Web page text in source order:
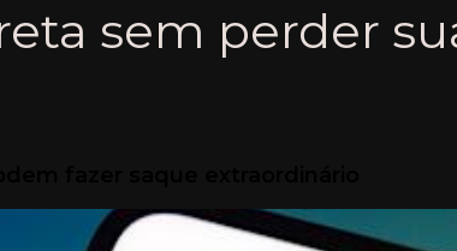
sem perder